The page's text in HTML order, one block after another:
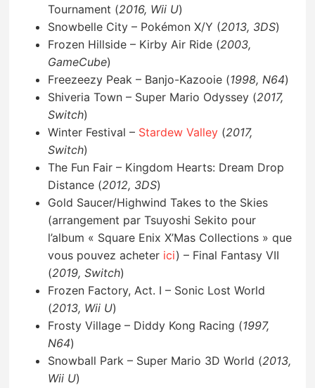
Tournament (2016, Wii U)
Snowbelle City – Pokémon X/Y (2013, 3DS)
Frozen Hillside – Kirby Air Ride (2003,
GameCube)
Freezeezy Peak – Banjo-Kazooie (1998, N64)
Shiveria Town – Super Mario Odyssey (2017,
Switch)
Winter Festival – Stardew Valley (2017,
Switch)
The Fun Fair – Kingdom Hearts: Dream Drop
Distance (2012, 3DS)
Gold Saucer/Highwind Takes to the Skies
(arrangement par Tsuyoshi Sekito pour
l’album « Square Enix X’Mas Collections » que
vous pouvez acheter ici) – Final Fantasy VII
(2019, Switch)
Frozen Factory, Act. I – Sonic Lost World
(2013, Wii U)
Frosty Village – Diddy Kong Racing (1997,
N64)
Snowball Park – Super Mario 3D World (2013,
Wii U)